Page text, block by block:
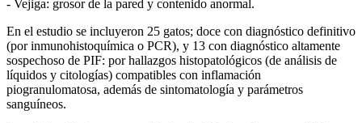
- Vejiga: grosor de la pared y contenido anormal.
En el estudio se incluyeron 25 gatos; doce con diagnóstico definitivo
(por inmunohistoquímica o PCR), y 13 con diagnóstico altamente
sospechoso de PIF: por hallazgos histopatológicos (de análisis de
líquidos y citologías) compatibles con inflamación
piogranulomatosa, además de sintomatología y parámetros
sanguíneos.